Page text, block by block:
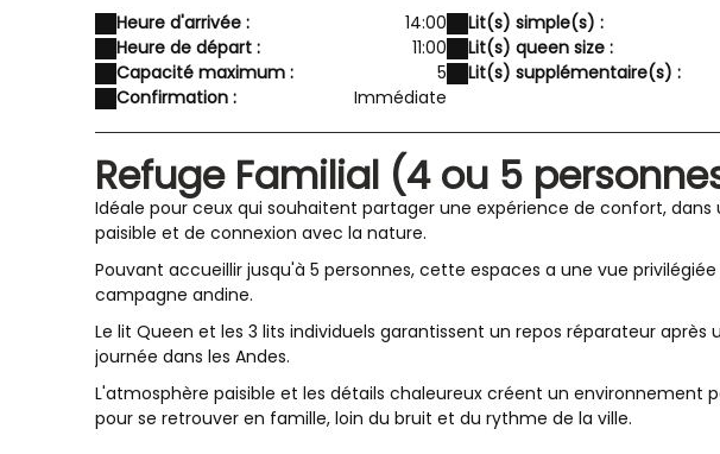
Heure d'arrivée :
14:00
Heure de départ :
11:00
Capacité maximum :
5
Confirmation :
Immédiate
Lit(s) simple(s) :
Lit(s) queen size :
Lit(s) supplémentaire(s) :
Refuge Familial (4 ou 5
Idéale pour ceux qui souhaitent partager une expérience de confort, dans
paisible et de connexion avec la nature.
Pouvant accueillir jusqu'à 5 personnes, cette espaces a une vue privilégiée
campagne andine.
Le lit Queen et les 3 lits individuels garantissent un repos réparateur après
journée dans les Andes.
L'atmosphère paisible et les détails chaleureux créent un environnement
pour se retrouver en famille, loin du bruit et du rythme de la ville.